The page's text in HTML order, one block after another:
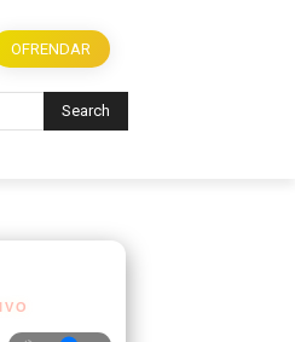
OFRENDAR
Search